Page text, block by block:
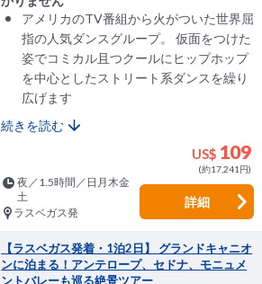
アメリカのTV番組から火がついた世界屈
指の人気ダンスグループ。 仮面をつけた
姿でコミカル且つクールにヒップホップ
を中心としたストリート系ダンスを繰り
広げます
続きを読む
US$ 109
(約17,241円)
夜／1.5時間／日月木金
土
ラスベガス発
詳細
【ラスベガス発着・1泊2日】 グランドキャニオ
ンに泊まる！アンテロープ、セドナ、モニュメ
ントバレーも巡る絶景ツアー